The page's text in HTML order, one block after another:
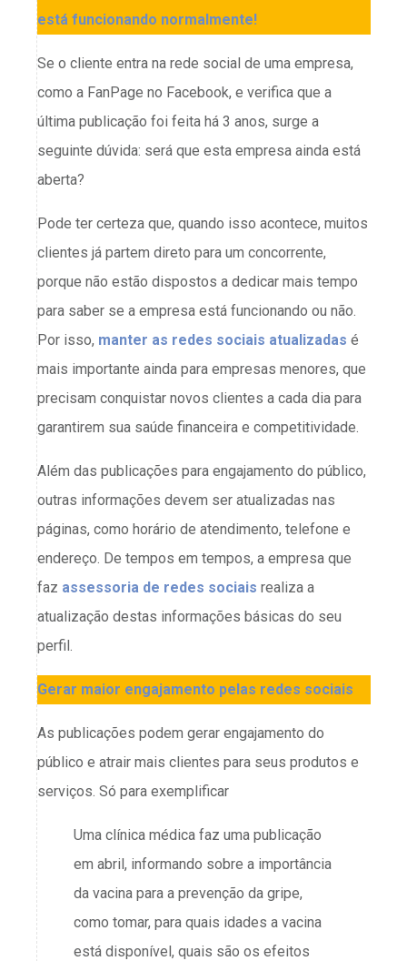
está funcionando normalmente!
Se o cliente entra na rede social de uma empresa,
como a FanPage no Facebook, e verifica que a
última publicação foi feita há 3 anos, surge a
seguinte dúvida: será que esta empresa ainda está
aberta?
Pode ter certeza que, quando isso acontece, muitos
clientes já partem direto para um concorrente,
porque não estão dispostos a dedicar mais tempo
para saber se a empresa está funcionando ou não.
Por isso, manter as redes sociais atualizadas é
mais importante ainda para empresas menores, que
precisam conquistar novos clientes a cada dia para
garantirem sua saúde financeira e competitividade.
Além das publicações para engajamento do público,
outras informações devem ser atualizadas nas
páginas, como horário de atendimento, telefone e
endereço. De tempos em tempos, a empresa que
faz assessoria de redes sociais realiza a
atualização destas informações básicas do seu
perfil.
Gerar maior engajamento pelas redes sociais
As publicações podem gerar engajamento do
público e atrair mais clientes para seus produtos e
serviços. Só para exemplificar
Uma clínica médica faz uma publicação
em abril, informando sobre a importância
da vacina para a prevenção da gripe,
como tomar, para quais idades a vacina
está disponível, quais são os efeitos